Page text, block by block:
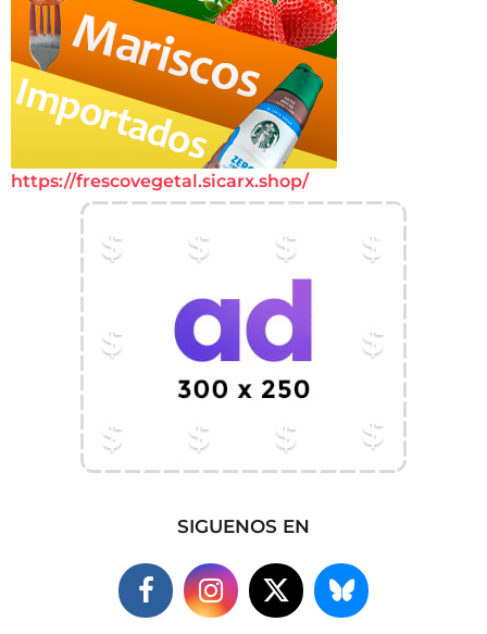
https://frescovegetal.sicarx.shop/
SIGUENOS EN